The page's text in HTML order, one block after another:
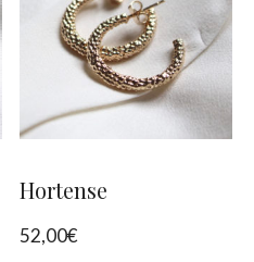
Hortense
52,00€